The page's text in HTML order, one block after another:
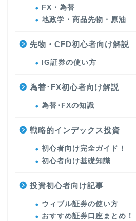
FX・為替
地政学・商品先物・原油
先物・CFD初心者向け解説
IG証券の使い方
為替･FX初心者向け解説
為替･FXの知識
戦略的インデックス投資
初心者向け完全ガイド！
初心者向け基礎知識
投資初心者向け記事
ウィブル証券の使い方
おすすめ証券口座まとめ！